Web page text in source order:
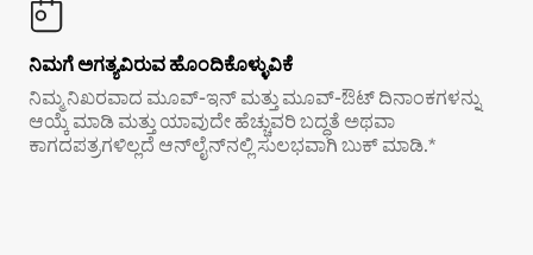
ನಿಮಗೆ ಅಗತ್ಯವಿರುವ ಹೊಂದಿಕೊಳ್ಳುವಿಕೆ
ನಿಮ್ಮ ನಿಖರವಾದ ಮೂವ್-ಇನ್ ಮತ್ತು ಮೂವ್-ಔಟ್ ದಿನಾಂಕಗಳನ್ನು
ಆಯ್ಕೆ ಮಾಡಿ ಮತ್ತು ಯಾವುದೇ ಹೆಚ್ಚುವರಿ ಬದ್ಧತೆ ಅಥವಾ
ಕಾಗದಪತ್ರಗಳಿಲ್ಲದೆ ಆನ್‌ಲೈನ್‌ನಲ್ಲಿ ಸುಲಭವಾಗಿ ಬುಕ್ ಮಾಡಿ.*